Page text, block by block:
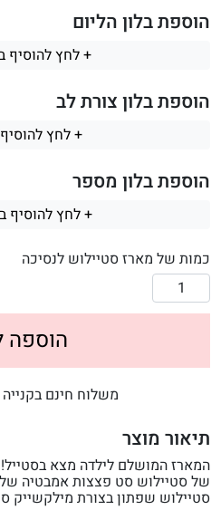
הוספת בלון הליום
+ לחץ להוסיף בלון הליום
הוספת בלון צורת לב
+ לחץ להוסיף בלון לב
הוספת בלון מספר
+ לחץ להוסיף בלון מספר
כמות של מארז סטיילוש לנסיכה
הוספה
משלוח חינם בקנייה מעל
תיאור מוצר
המארז המושלם לילדה מצא
של סטיילוש סט פצצות אמבטיה
סטיילוש שפתון בצורת מילקשייק